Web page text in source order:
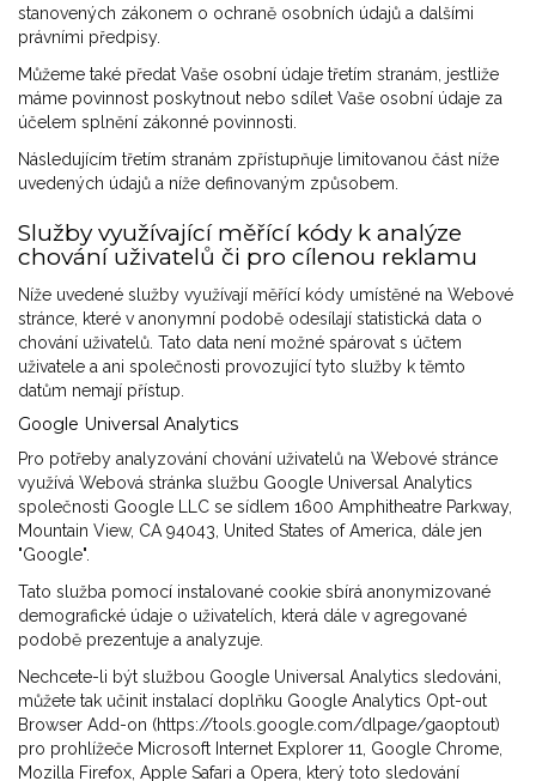
stanovených zákonem o ochraně osobních údajů a dalšími
právními předpisy.
Můžeme také předat Vaše osobní údaje třetím stranám, jestliže
máme povinnost poskytnout nebo sdílet Vaše osobní údaje za
účelem splnění zákonné povinnosti.
Následujícím třetím stranám zpřístupňuje limitovanou část níže
uvedených údajů a níže definovaným způsobem.
Služby využívající měřící kódy k analýze
chování uživatelů či pro cílenou reklamu
Níže uvedené služby využívají měřící kódy umístěné na Webové
stránce, které v anonymní podobě odesílají statistická data o
chování uživatelů. Tato data není možné spárovat s účtem
uživatele a ani společnosti provozující tyto služby k těmto
datům nemají přístup.
Google Universal Analytics
Pro potřeby analyzování chování uživatelů na Webové stránce
využívá Webová stránka službu Google Universal Analytics
společnosti Google LLC se sídlem 1600 Amphitheatre Parkway,
Mountain View, CA 94043, United States of America, dále jen
"Google".
Tato služba pomocí instalované cookie sbírá anonymizované
demografické údaje o uživatelích, která dále v agregované
podobě prezentuje a analyzuje.
Nechcete-li být službou Google Universal Analytics sledováni,
můžete tak učinit instalací doplňku Google Analytics Opt-out
Browser Add-on (https://tools.google.com/dlpage/gaoptout)
pro prohlížeče Microsoft Internet Explorer 11, Google Chrome,
Mozilla Firefox, Apple Safari a Opera, který toto sledování